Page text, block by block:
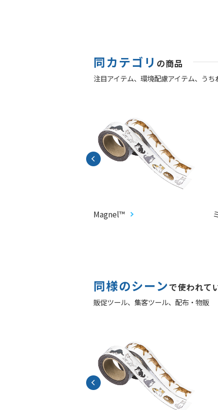
同カテゴリ の商品
注目アイテム、 環境配慮アイテム、 うち
Magnel™
同様のシーンで使われて
販促ツール、 集客ツール、 配布・物販